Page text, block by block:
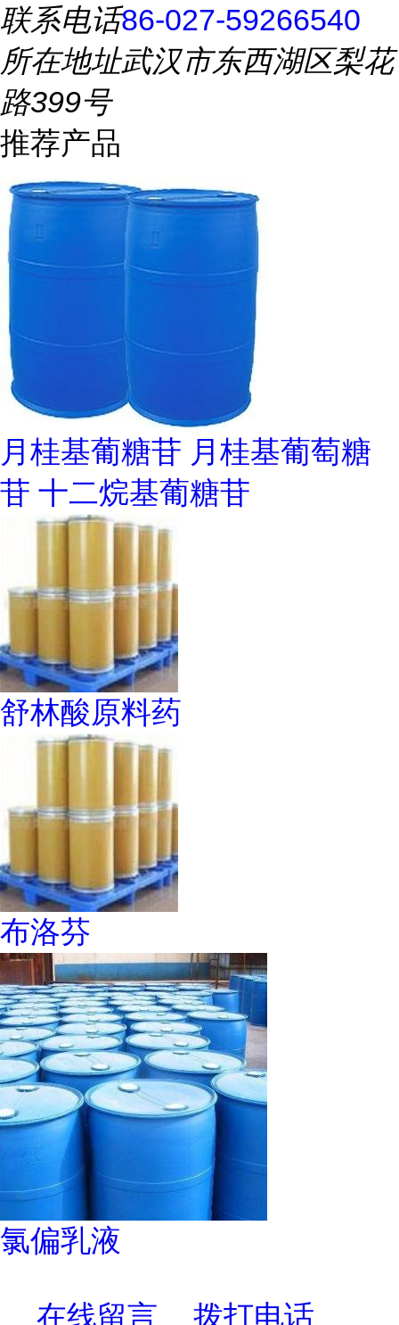
联系电话86-027-59266540
所在地址武汉市东西湖区梨花
路399号
推荐产品
月桂基葡糖苷 月桂基葡萄糖
苷 十二烷基葡糖苷
舒林酸原料药
布洛芬
氯偏乳液
在线留言 拨打电话